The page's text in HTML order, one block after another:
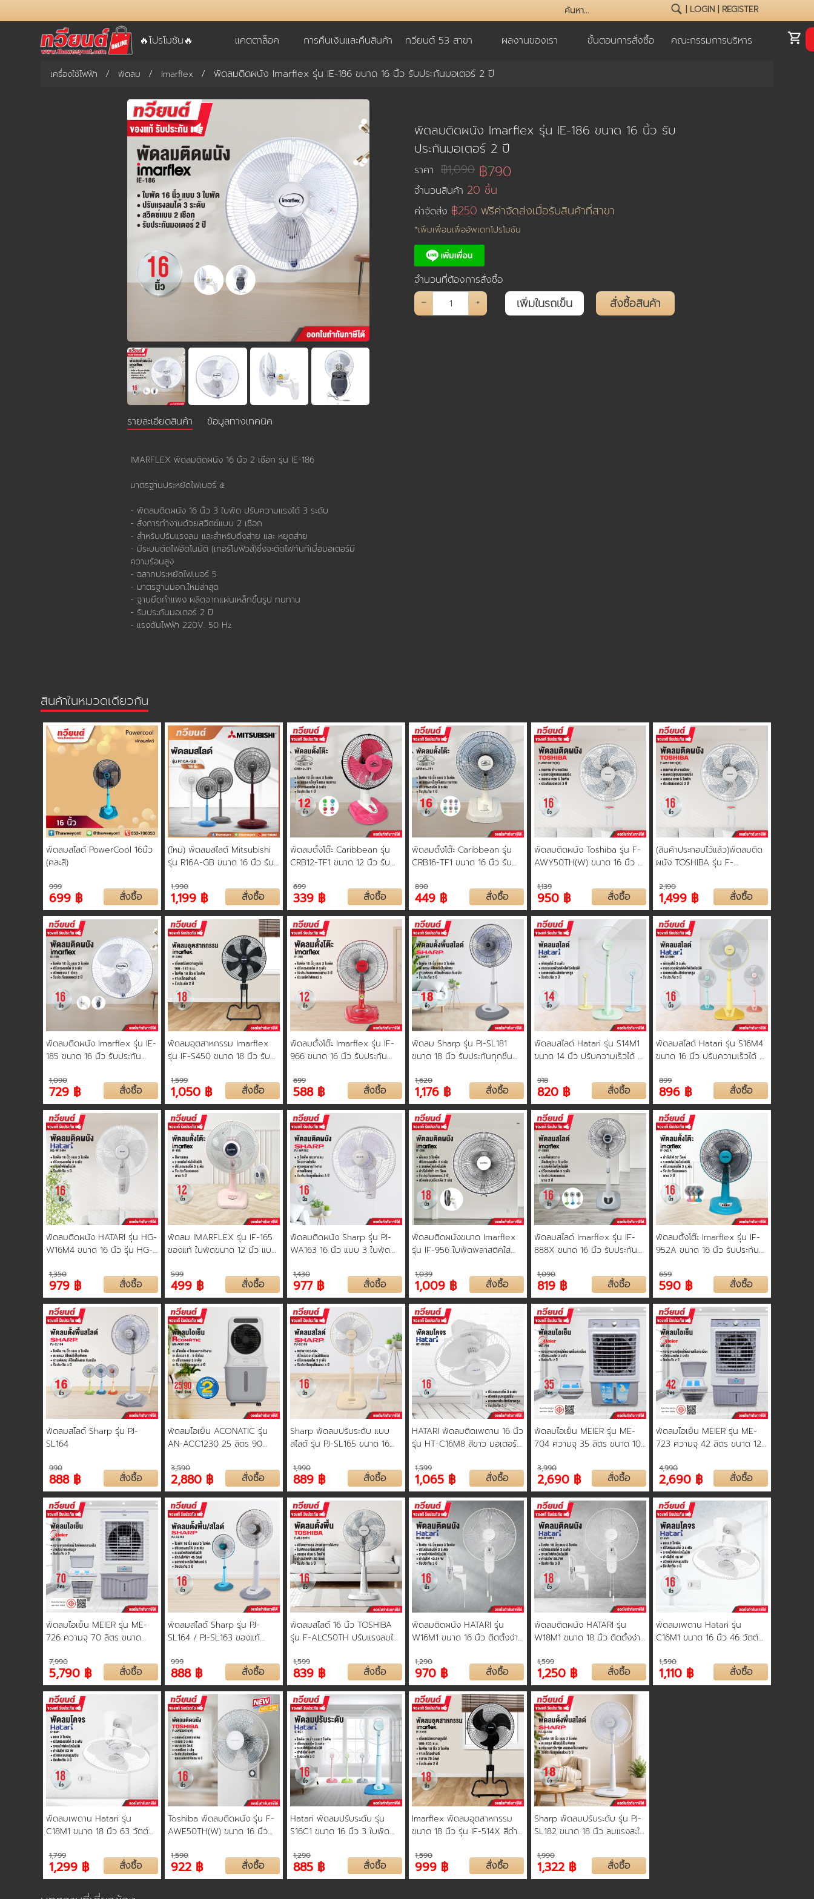
LOGIN REGISTER
🔥โปรโมชัน🔥 แคตตาล็อค การคืนเงินและคืนสินค้า ทวียนต์ 53 สาขา ผลงานของเรา ขั้นตอนการสั่งซื้อ คณะกรรมการบริหาร
เครื่องใช้ไฟฟ้า พัดลม Imarflex พัดลมติดผนัง Imarflex รุ่น IE-186 ขนาด 16 นิ้ว รับประกันมอเตอร์ 2 ปี
รายละเอียดสินค้า ข้อมูลทางเทคนิค
พัดลมติดผนัง Imarflex รุ่น IE-186 ขนาด 16 นิ้ว รับ
ประกันมอเตอร์ 2 ปี
ราคา ฿1,090 ฿790
จำนวนสินค้า 20 ชิ้น
ค่าจัดส่ง ฿250 ฟรีค่าจัดส่งเมื่อรับสินค้าที่สาขา
*เพิ่มเพื่อนเพื่ออัพเดทโปรโมชัน
จำนวนที่ต้องการสั่งซื้อ
– +
สินค้าในหมวดเดียวกัน
พัดลมสไลด์ PowerCool 16นิ้ว
(คละสี)
999
699 ฿ สั่งซื้อ
(ใหม่) พัดลมสไลด์ Mitsubishi
รุ่น R16A-GB ขนาด 16 นิ้ว รับ
1,990
1,199 ฿ สั่งซื้อ
พัดลมตั้งโต๊ะ Caribbean รุ่น
CRB12-TF1 ขนาด 12 นิ้ว รับ
699
339 ฿ สั่งซื้อ
พัดลมตั้งโต๊ะ Caribbean รุ่น
CRB16-TF1 ขนาด 16 นิ้ว รับ
890
449 ฿ สั่งซื้อ
พัดลมติดผนัง Toshiba รุ่น F-
AWY50TH(W) ขนาด 16 นิ้ว 5
สูงสุด 3 ระดับ รับประกัน 3 ปี
1,139
950 ฿ สั่งซื้อ
(สินค้าประกอบไว้แล้ว)พัดลมติด
ผนัง TOSHIBA รุ่น F-
รับประกันมอเตอร์ 3 ปี
2,190
1,499 ฿ สั่งซื้อ
พัดลมติดผนัง Imarflex รุ่น IE-
185 ขนาด 16 นิ้ว รับประกัน
1,090
729 ฿ สั่งซื้อ
พัดลมอุตสาหกรรม Imarflex
รุ่น IF-S450 ขนาด 18 นิ้ว รับ
1,599
1,050 ฿ สั่งซื้อ
พัดลมตั้งโต๊ะ Imarflex รุ่น IF-
966 ขนาด 16 นิ้ว รับประกัน
699
588 ฿ สั่งซื้อ
พัดลม Sharp รุ่น PJ-SL181
ขนาด 18 นิ้ว รับประกันทุกชิ้น
เลื่อนขึ้น-ลงได้อย่างสะดวกสบาย
1,620
1,176 ฿ สั่งซื้อ
พัดลมสไลด์ Hatari รุ่น S14M1
ขนาด 14 นิ้ว ปรับความเร็วได้ 3
ปี คละสี
918
820 ฿ สั่งซื้อ
พัดลมสไลด์ Hatari รุ่น S16M4
ขนาด 16 นิ้ว ปรับความเร็วได้ 3
ปี899
896 ฿ สั่งซื้อ
พัดลมติดผนัง HATARI รุ่น HG-
W16M4 ขนาด 16 นิ้ว รุ่น HG-
3 ปี
1,350
979 ฿ สั่งซื้อ
พัดลม IMARFLEX รุ่น IF-165
ของแท้ ใบพัดขนาด 12 นิ้ว แบบ
สินค้ารับประกัน 3 ปี
599
499 ฿ สั่งซื้อ
พัดลมติดผนัง Sharp รุ่น PJ-
WA163 16 นิ้ว แบบ 3 ใบพัด
อย่างทั่วถึง รับประกันทุกชิ้นส่วน
3 ปี
1,430
977 ฿ สั่งซื้อ
พัดลมติดผนังขนาด Imarflex
รุ่น IF-956 ใบพัดพลาสติคใส
ปี1,039
1,009 ฿ สั่งซื้อ
พัดลมสไลด์ Imarflex รุ่น IF-
888X ขนาด 16 นิ้ว รับประกัน
1,090
819 ฿ สั่งซื้อ
พัดลมตั้งโต๊ะ Imarflex รุ่น IF-
952A ขนาด 16 นิ้ว รับประกัน
659
590 ฿ สั่งซื้อ
พัดลมสไลด์ Sharp รุ่น PJ-
SL164
990
888 ฿ สั่งซื้อ
พัดลมไอเย็น ACONATIC รุ่น
AN-ACC1230 25 ลิตร 90
รับประกัน 2 ปี
3,590
2,880 ฿ สั่งซื้อ
Sharp พัดลมปรับระดับ แบบ
สไลด์ รุ่น PJ-SL165 ขนาด 16
ประกันทุกชิ้นส่วน 3 ปี
1,990
889 ฿ สั่งซื้อ
HATARI พัดลมติดเพดาน 16 นิ้ว
รุ่น HT-C16M8 สีขาว มอเตอร์
1,599
1,065 ฿ สั่งซื้อ
พัดลมไอเย็น MEIER รุ่น ME-
704 ความจุ 35 ลิตร ขนาด 100
เคลื่อนย้ายง่าย รับประกัน 2 ปี
3,990
2,690 ฿ สั่งซื้อ
พัดลมไอเย็น MEIER รุ่น ME-
723 ความจุ 42 ลิตร ขนาด 125
เคลื่อนย้ายง่าย รับประกัน 2 ปี
4,990
2,690 ฿ สั่งซื้อ
พัดลมไอเย็น MEIER รุ่น ME-
726 ความจุ 70 ลิตร ขนาด
เคลื่อนย้ายง่าย รับประกัน 2 ปี
7,990
5,790 ฿ สั่งซื้อ
พัดลมสไลด์ Sharp รุ่น PJ-
SL164 / PJ-SL163 ของแท้
ใบพัด รับประกันคุณภาพ สินค้า
รับประกัน 3 ปี
999
888 ฿ สั่งซื้อ
พัดลมสไลด์ 16 นิ้ว TOSHIBA
รุ่น F-ALC50TH ปรับแรงลมได้
และมอเตอร์พัดลม 5 ปี
1,599
839 ฿ สั่งซื้อ
พัดลมติดผนัง HATARI รุ่น
W16M1 ขนาด 16 นิ้ว ติดตั้งง่าย
1,290
970 ฿ สั่งซื้อ
พัดลมติดผนัง HATARI รุ่น
W18M1 ขนาด 18 นิ้ว ติดตั้งง่าย
ขาว/ดำ
1,599
1,250 ฿ สั่งซื้อ
พัดลมเพดาน Hatari รุ่น
C16M1 ขนาด 16 นิ้ว 46 วัตต์
ปี1,590
1,110 ฿ สั่งซื้อ
พัดลมเพดาน Hatari รุ่น
C18M1 ขนาด 18 นิ้ว 63 วัตต์
ปี1,799
1,299 ฿ สั่งซื้อ
Toshiba พัดลมติดผนัง รุ่น F-
AWE50TH(W) ขนาด 16 นิ้ว
รับประกันตัวเครื่องและมอเตอร์
พัดลม 5 ปี
1,590
922 ฿ สั่งซื้อ
Hatari พัดลมปรับระดับ รุ่น
S16C1 ขนาด 16 นิ้ว 3 ใบพัด
อัตโนมัติ รับประกัน 3 ปี
1,290
885 ฿ สั่งซื้อ
Imarflex พัดลมอุตสาหกรรม
ขนาด 18 นิ้ว รุ่น IF-514X สีดำ
ทั่วถึง รับประกันสินค้า 2 ปี
1,590
999 ฿ สั่งซื้อ
Sharp พัดลมปรับระดับ รุ่น PJ-
SL182 ขนาด 18 นิ้ว ลมแรงสะใจ
ประกันทุกชิ้นส่วน 3 ปี
1,990
1,322 ฿ สั่งซื้อ